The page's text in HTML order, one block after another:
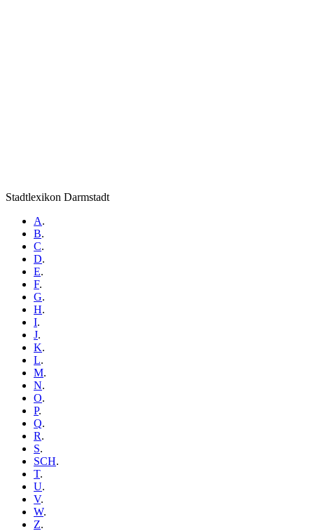
Stadtlexikon Darmstadt
A.
B.
C.
D.
E.
F.
G.
H.
I.
J.
K.
L.
M.
N.
O.
P.
Q.
R.
S.
SCH.
T.
U.
V.
W.
Z.